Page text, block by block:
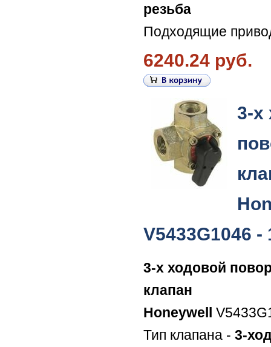
резьба
Подходящие
6240.24 руб.
3-х
V5433G1046 -
3-х ходовой
клапан
Honeywell
Тип клапана - 3-